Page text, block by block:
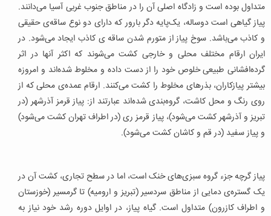
متداول بوده است و زادگاه اصلی آن را در مناطق جنوب غربی آسیا می‌دانند.
پیاز گیاهی است دوساله، یک‌پایه دگر بارور که دارای دو نوع ساقه‌ی حقیقی
و کاذب می‌باشد. سوخ پیاز از متورم شدن ساقه ی کاذب ایجاد می‌شود. در
ایران ارقام مختلف محلی و خارجی کشت می‌شوند که اکثر آنها در اثر
گرده‌افشانی طبیعی خلوص خود را از دست داده و مخلوط شده‌اند و امروزه
بیشتر پیازکاران، بذرهای مخلوط را کشت می‌کنند. ارقام عمده‌ی محلی که از
روی رنگ و محل کاشت، گروه‌بندی شده‌اند عبارتند از: پیاز قرمز آذرشهر (در
تبریز و آذرشهر کشت می‌شود)، پیاز قرمز ری (در اطراف تهران کشت می‌شود)
و پیاز سفید (در قم و کاشان کشت می‌شود).
پیاز گرچه جزء گروه‌ سبزی‌های خنک است، اما در سطح تجاری، کشت آن در
یک گستره‌ی دمایی از مناطق سردسیر (تبریز و ارومیه) تا گرمسیر (خوزستان
و اطراف کازرون) متداول است. گیاه پیاز، در اوایل دوره رشد خود نیاز به